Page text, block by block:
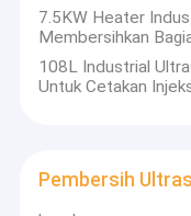
7.5KW Heater
Membersihkan
108L Industrial
Untuk Cetakan
Pembersih